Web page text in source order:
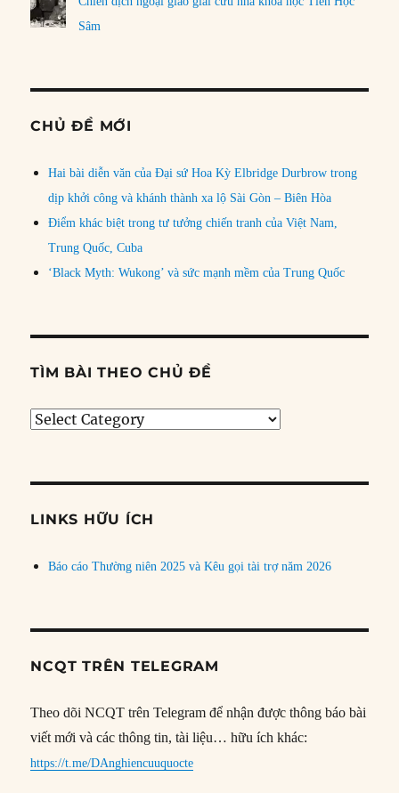
Sâm
CHỦ ĐỀ MỚI
Hai bài diễn văn của Đại sứ Hoa Kỳ Elbridge Durbrow trong
dịp khởi công và khánh thành xa lộ Sài Gòn – Biên Hòa
Điểm khác biệt trong tư tưởng chiến tranh của Việt Nam,
Trung Quốc, Cuba
‘Black Myth: Wukong’ và sức mạnh mềm của Trung Quốc
TÌM BÀI THEO CHỦ ĐỀ
Tìm
đề
LINKS HỮU ÍCH
Báo cáo Thường niên 2025 và Kêu gọi tài trợ năm 2026
NCQT TRÊN TELEGRAM
Theo dõi NCQT trên Telegram để nhận được thông báo bài
viết mới và các thông tin, tài liệu… hữu ích khác:
https://t.me/DAnghiencuuquocte